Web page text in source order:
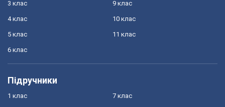
3 клас
4 клас
5 клас
6 клас
9 клас
10 клас
11 клас
Підручники
1 клас 7 клас